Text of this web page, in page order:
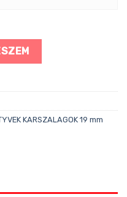
karszalag mennyiség
KARSZALAGOK 19 mm